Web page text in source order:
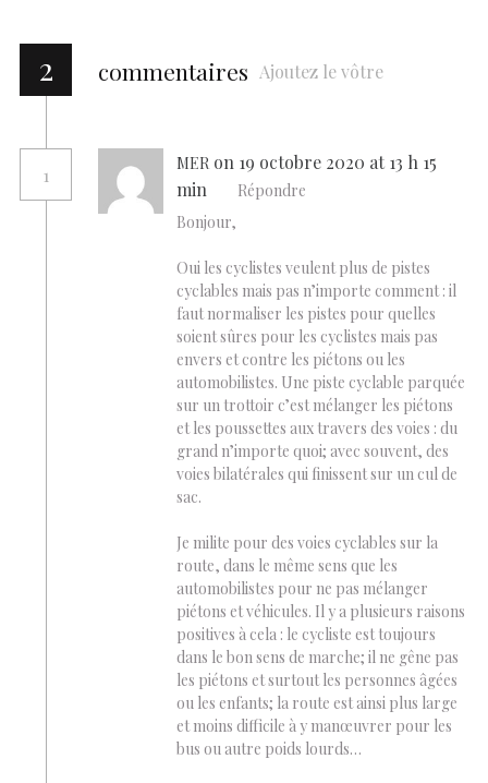
2 commentaires Ajoutez le vôtre
1
MER on 19 octobre 2020 at 13 h 15
min
Répondre
Bonjour,
Oui les cyclistes veulent plus de pistes
cyclables mais pas n’importe comment : il
faut normaliser les pistes pour quelles
soient sûres pour les cyclistes mais pas
envers et contre les piétons ou les
automobilistes. Une piste cyclable parquée
sur un trottoir c’est mélanger les piétons
et les poussettes aux travers des voies : du
grand n’importe quoi; avec souvent, des
voies bilatérales qui finissent sur un cul de
sac.
Je milite pour des voies cyclables sur la
route, dans le même sens que les
automobilistes pour ne pas mélanger
piétons et véhicules. Il y a plusieurs raisons
positives à cela : le cycliste est toujours
dans le bon sens de marche; il ne gêne pas
les piétons et surtout les personnes âgées
ou les enfants; la route est ainsi plus large
et moins difficile à y manœuvrer pour les
bus ou autre poids lourds…